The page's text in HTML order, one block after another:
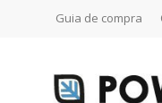
Guia de compra